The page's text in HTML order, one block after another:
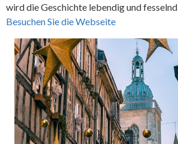
wird die Geschichte lebendig und
Besuchen Sie die Webseite